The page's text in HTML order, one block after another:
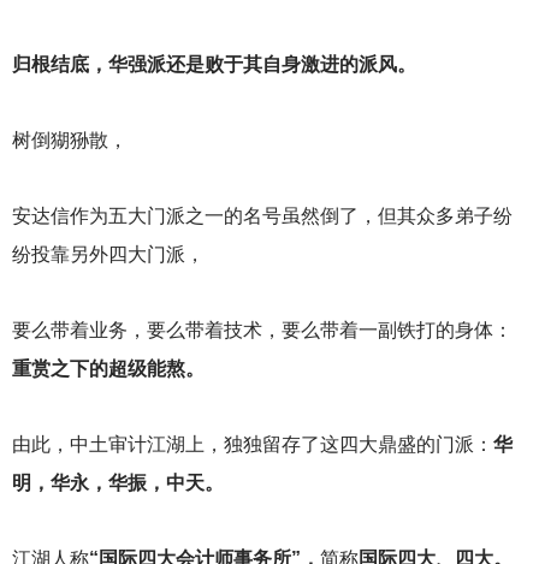
归根结底，华强派还是败于其自身激进的派风。
树倒猢狲散，
安达信作为五大门派之一的名号虽然倒了，但其众多弟子纷
纷投靠另外四大门派，
要么带着业务，要么带着技术，要么带着一副铁打的身体：
重赏之下的超级能熬。
由此，中土审计江湖上，独独留存了这四大鼎盛的门派： 华
明，华永，华振，中天。
江湖人称“国际四大会计师事务所”， 简称国际四大、四大。